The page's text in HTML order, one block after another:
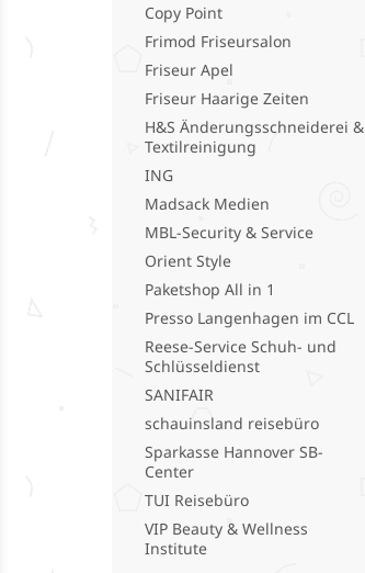
Copy Point
Frimod Friseursalon
Friseur Apel
Friseur Haarige Zeiten
H&S Änderungsschneiderei &
Textilreinigung
ING
Madsack Medien
MBL-Security & Service
Orient Style
Paketshop All in 1
Presso Langenhagen im CCL
Reese-Service Schuh- und
Schlüsseldienst
SANIFAIR
schauinsland reisebüro
Sparkasse Hannover SB-
Center
TUI Reisebüro
VIP Beauty & Wellness
Institute